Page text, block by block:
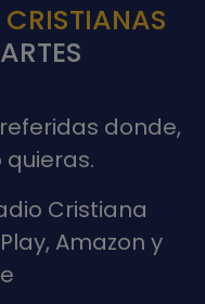
donde,
Cristiana
Amazon y